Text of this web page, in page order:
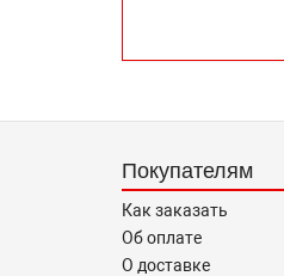
Покупателям
Как заказать
Об оплате
О доставке